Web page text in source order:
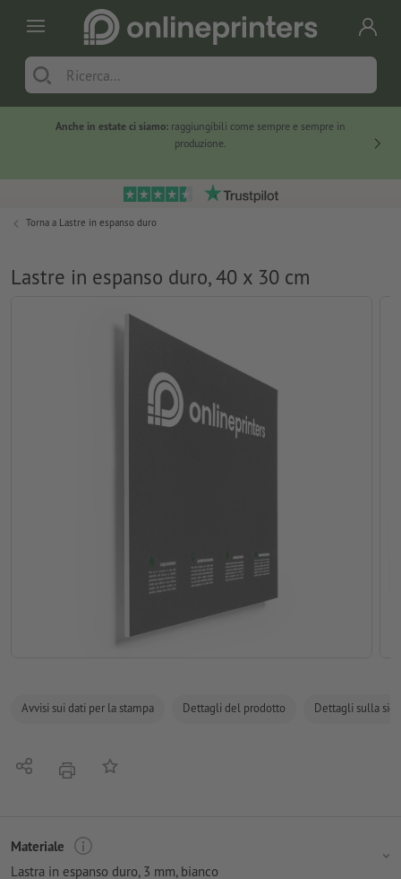
Anche in estate ci siamo: raggiungibili come sempre e sempre in
produzione.
Torna a Lastre in espanso duro
Lastre in espanso duro, 40 x 30 cm
Avvisi sui dati per la stampa Dettagli del prodotto Dettagli sulla
Condividistamparealla lista preferiti
Materiale
Lastra in espanso duro, 3 mm, bianco